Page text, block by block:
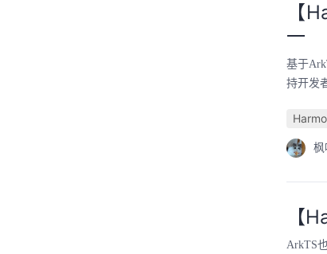
【
一
基于
持开发
枫
【
ArkTS